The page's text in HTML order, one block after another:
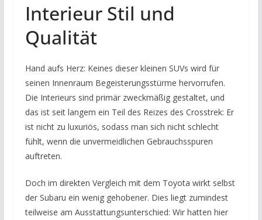
Interieur Stil und
Qualität
Hand aufs Herz: Keines dieser kleinen SUVs wird für
seinen Innenraum Begeisterungsstürme hervorrufen.
Die Interieurs sind primär zweckmäßig gestaltet, und
das ist seit langem ein Teil des Reizes des Crosstrek: Er
ist nicht zu luxuriös, sodass man sich nicht schlecht
fühlt, wenn die unvermeidlichen Gebrauchsspuren
auftreten.
Doch im direkten Vergleich mit dem Toyota wirkt selbst
der Subaru ein wenig gehobener. Dies liegt zumindest
teilweise am Ausstattungsunterschied: Wir hatten hier